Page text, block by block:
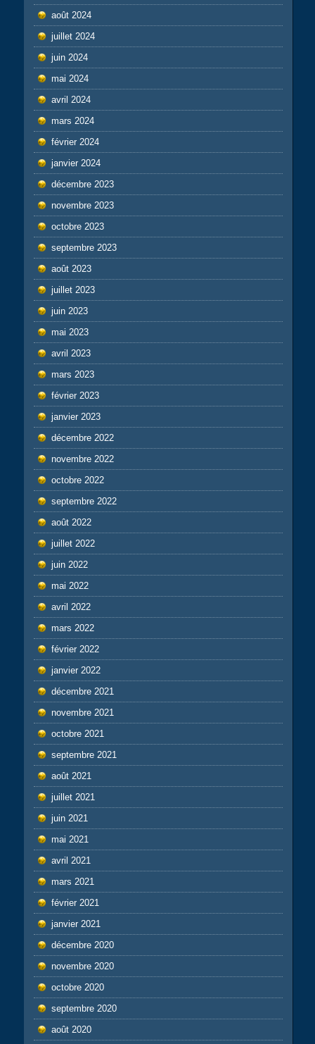
août 2024
juillet 2024
juin 2024
mai 2024
avril 2024
mars 2024
février 2024
janvier 2024
décembre 2023
novembre 2023
octobre 2023
septembre 2023
août 2023
juillet 2023
juin 2023
mai 2023
avril 2023
mars 2023
février 2023
janvier 2023
décembre 2022
novembre 2022
octobre 2022
septembre 2022
août 2022
juillet 2022
juin 2022
mai 2022
avril 2022
mars 2022
février 2022
janvier 2022
décembre 2021
novembre 2021
octobre 2021
septembre 2021
août 2021
juillet 2021
juin 2021
mai 2021
avril 2021
mars 2021
février 2021
janvier 2021
décembre 2020
novembre 2020
octobre 2020
septembre 2020
août 2020